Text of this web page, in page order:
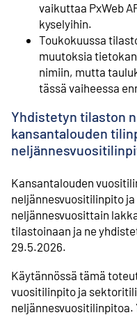
vaikuttaa PxWeb
kyselyihin.
Toukokuussa
muutoksia
nimiin, mutta
tässä vaiheessa
Yhdistetyn tilaston
kansantalouden
Kansantalouden
neljännesvuositilinpito
neljännesvuosittain
tilastoinaan ja ne
29.5.2026.
Käytännössä tämä
vuositilinpito ja